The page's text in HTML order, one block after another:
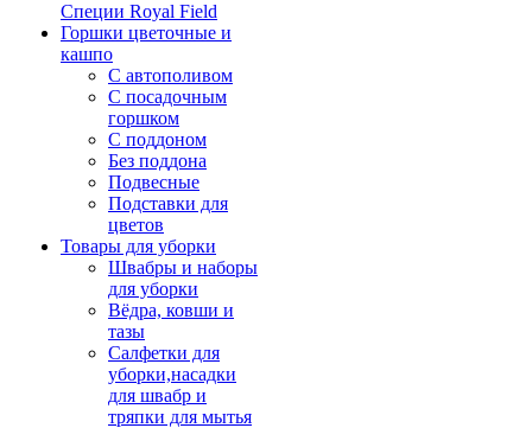
Специи Royal Field
Горшки цветочные и
кашпо
С автополивом
С посадочным
горшком
С поддоном
Без поддона
Подвесные
Подставки для
цветов
Товары для уборки
Швабры и наборы
для уборки
Вёдра, ковши и
тазы
Салфетки для
уборки,насадки
для швабр и
тряпки для мытья